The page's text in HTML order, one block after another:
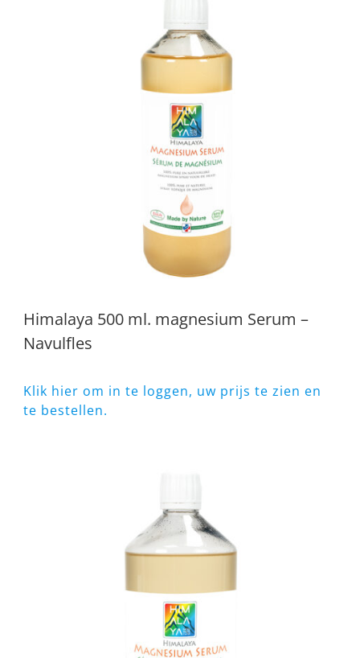
Himalaya 500 ml. magnesium Serum –
Navulfles
Klik hier om in te loggen, uw prijs te zien en
te bestellen.